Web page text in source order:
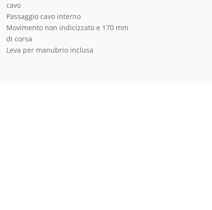
cavo
Passaggio cavo interno
Movimento non indicizzato e 170 mm
di corsa
Leva per manubrio inclusa